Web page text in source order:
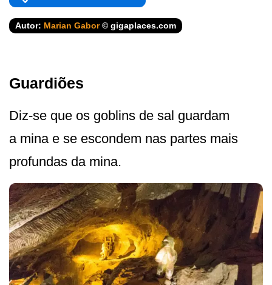
Autor: Marian Gabor© gigaplaces.com
Guardiões
Diz-se que os goblins de sal guardam
a mina e se escondem nas partes mais
profundas da mina.